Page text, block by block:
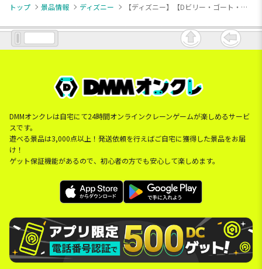
トップ
景品情報 ディズニー 【ディズニー】【Dビリー・ゴート・グラフ】トイ・ストーリー “トイ・ストーリー”30周年 トイレトロ マスコット⑤
DMMオンクレは自宅にて24時間オンラインクレーンゲームが楽しめるサービ
スです。
遊べる景品は3,000点以上！発送依頼を行えばご自宅に獲得した景品をお届
け！
ゲット保証機能があるので、初心者の方でも安心して楽しめます。